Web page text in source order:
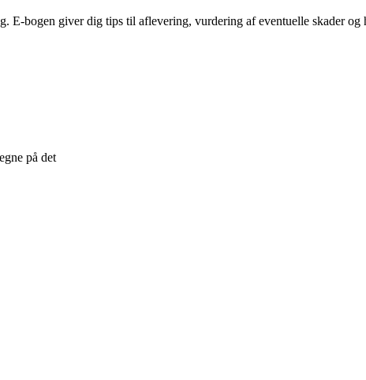
E-bogen giver dig tips til aflevering, vurdering af eventuelle skader
på det